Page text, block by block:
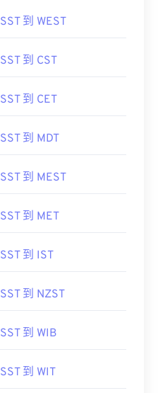
SST 到 WEST
SST 到 CST
SST 到 CET
SST 到 MDT
SST 到 MEST
SST 到 MET
SST 到 IST
SST 到 NZST
SST 到 WIB
SST 到 WIT